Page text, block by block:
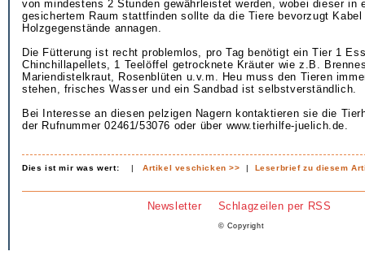
von mindestens 2 Stunden gewährleistet werden, wobei dieser in
gesichertem Raum stattfinden sollte da die Tiere bevorzugt Kabel
Holzgegenstände annagen.
Die Fütterung ist recht problemlos, pro Tag benötigt ein Tier 1
Chinchillapellets, 1 Teelöffel getrocknete Kräuter wie z.B.
Mariendistelkraut, Rosenblüten u.v.m. Heu muss den Tieren
stehen, frisches Wasser und ein Sandbad ist selbstverständlich.
Bei Interesse an diesen pelzigen Nagern kontaktieren sie die
der Rufnummer 02461/53076 oder über www.tierhilfe-juelich.de.
Dies ist mir was wert: |Artikel veschicken >> | Leserbrief zu diesem
Newsletter Schlagzeilen per RSS
© Copyright